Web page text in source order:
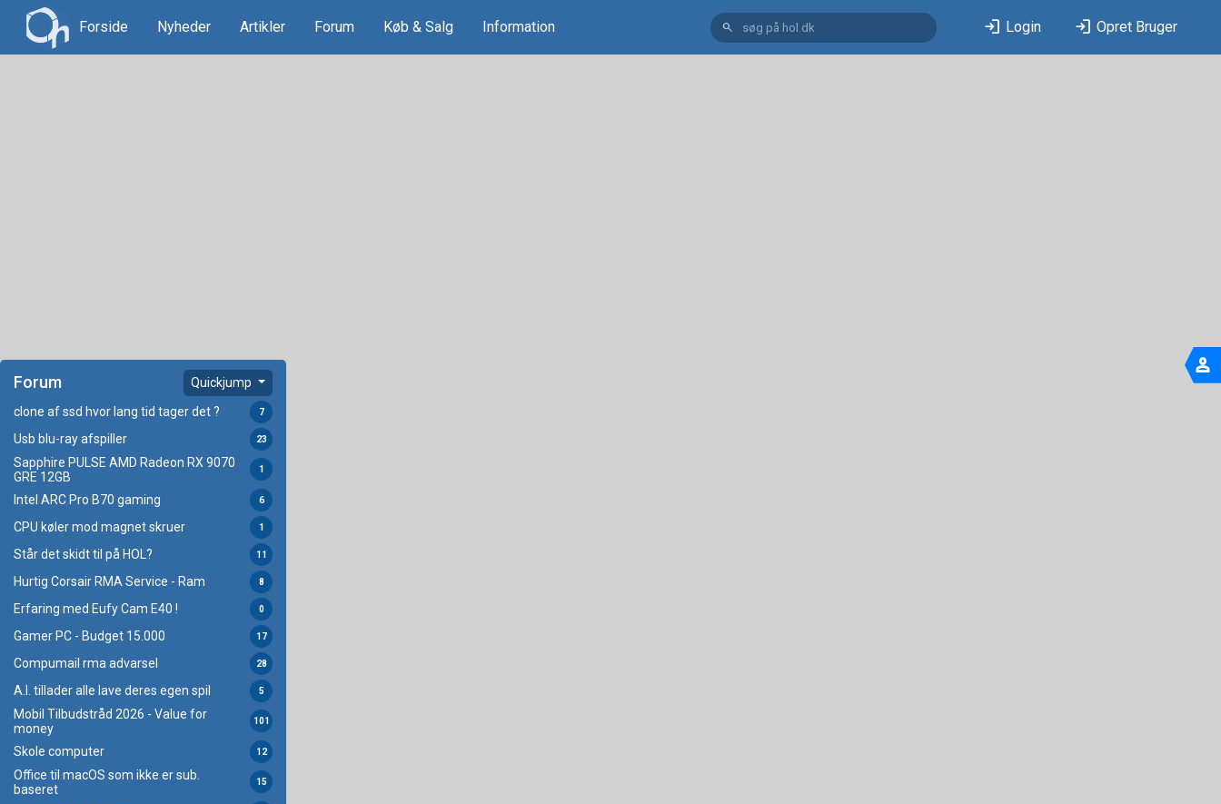
Forside Nyheder Artikler Forum Køb & Salg Information search login Login login Opret Bruger
Forum Quickjump
clone af ssd hvor lang tid tager det ? 7
Usb blu-ray afspiller 23
Sapphire PULSE AMD Radeon RX 9070
GRE 12GB
1
Intel ARC Pro B70 gaming 6
CPU køler mod magnet skruer 1
Står det skidt til på HOL? 11
Hurtig Corsair RMA Service - Ram 8
Erfaring med Eufy Cam E40 ! 0
Gamer PC - Budget 15.000 17
Compumail rma advarsel 28
A.I. tillader alle lave deres egen spil 5
Mobil Tilbudstråd 2026 - Value for
money
101
Skole computer 12
Office til macOS som ikke er sub.
baseret
15
person